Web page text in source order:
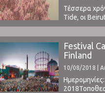
Τέσσερα
Tide, οι
του νέου
οποίος
περίοδο για
στις 11
Festival
Finland
10/08/2018 |